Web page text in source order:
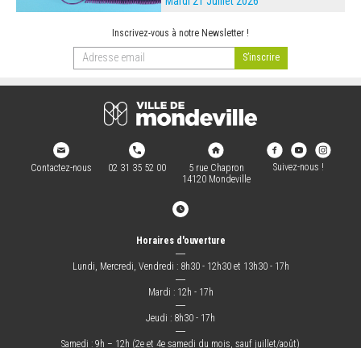
Inscrivez-vous à notre Newsletter !
Contactez-nous 02 31 35 52 00
5 rue Chapron
14120 Mondeville
Suivez-nous !
Horaires d'ouverture
―
Lundi, Mercredi, Vendredi : 8h30 - 12h30 et 13h30 - 17h
―
Mardi : 12h - 17h
―
Jeudi : 8h30 - 17h
―
Samedi : 9h – 12h (2e et 4e samedi du mois, sauf juillet/août)